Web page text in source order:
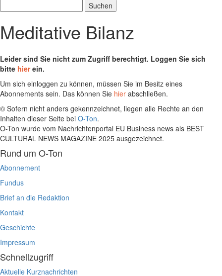
nach:
Meditative Bilanz
Leider sind Sie nicht zum Zugriff berechtigt. Loggen Sie sich
bitte hierein.
Um sich einloggen zu können, müssen Sie im Besitz eines
Abonnements sein. Das können Sie hier abschließen.
© Sofern nicht anders gekennzeichnet, liegen alle Rechte an den
Inhalten dieser Seite bei O-Ton.
O-Ton wurde vom Nachrichtenportal EU Business news als BEST
CULTURAL NEWS MAGAZINE 2025 ausgezeichnet.
Rund um O-Ton
Abonnement
Fundus
Brief an die Redaktion
Kontakt
Geschichte
Impressum
Schnellzugriff
Aktuelle Kurznachrichten